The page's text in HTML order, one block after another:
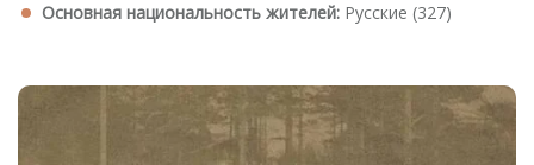
Основная национальность жителей: Русские (327)